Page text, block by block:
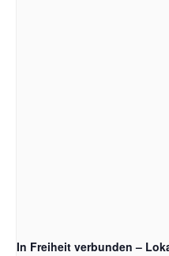
In Freiheit verbunden –